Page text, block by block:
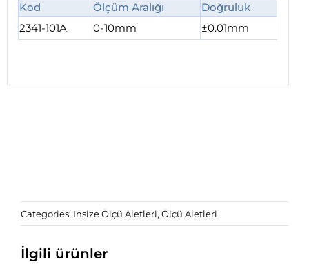
Kod Ölçüm Aralığı
Doğruluk
2341-101A
0-10mm ±0.01mm
Categories: Insize Ölçü Aletleri, Ölçü Aletleri
İlgili ürünler